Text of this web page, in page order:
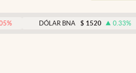
DÓLAR BNA $ 1520 0.33 %